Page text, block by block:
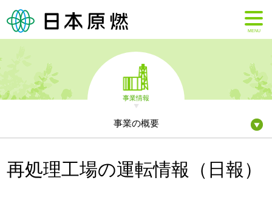
MENU
事業情報
事業の概要
再処理工場の運転情報（日報）